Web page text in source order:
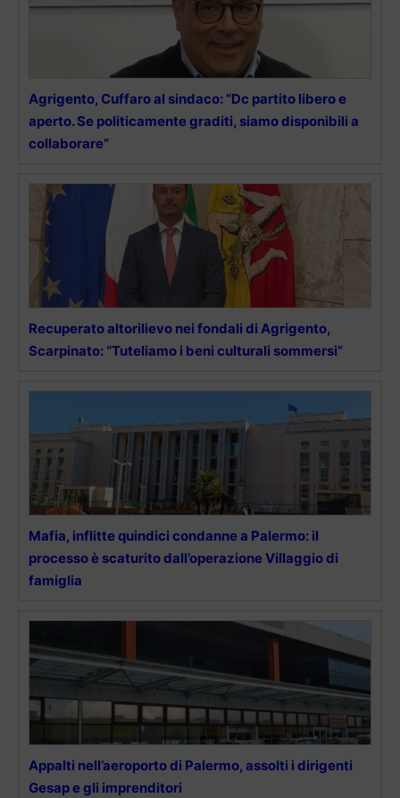
Agrigento, Cuffaro al sindaco: “Dc partito libero e
aperto. Se politicamente graditi, siamo disponibili a
collaborare”
Recuperato altorilievo nei fondali di Agrigento,
Scarpinato: “Tuteliamo i beni culturali sommersi”
Mafia, inflitte quindici condanne a Palermo: il
processo è scaturito dall’operazione Villaggio di
famiglia
Appalti nell’aeroporto di Palermo, assolti i dirigenti
Gesap e gli imprenditori